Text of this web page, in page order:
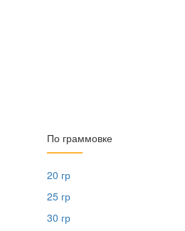
По граммовке
20 гр
25 гр
30 гр